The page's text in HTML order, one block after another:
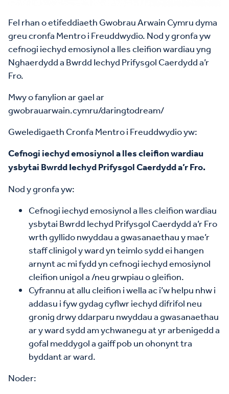
Fel rhan o etifeddiaeth Gwobrau Arwain Cymru dyma
greu cronfa Mentro i Freuddwydio. Nod y gronfa yw
cefnogi iechyd emosiynol a lles cleifion wardiau yng
Nghaerdydd a Bwrdd Iechyd Prifysgol Caerdydd a’r
Fro.
Mwy o fanylion ar gael ar
gwobrauarwain.cymru/daringtodream/
Gweledigaeth Cronfa Mentro i Freuddwydio yw:
Cefnogi iechyd emosiynol a lles cleifion wardiau
ysbytai Bwrdd Iechyd Prifysgol Caerdydd a’r Fro.
Nod y gronfa yw:
Cefnogi iechyd emosiynol a lles cleifion wardiau
ysbytai Bwrdd Iechyd Prifysgol Caerdydd a’r Fro
wrth gyllido nwyddau a gwasanaethau y mae’r
staff clinigol y ward yn teimlo sydd ei hangen
arnynt ac mi fydd yn cefnogi iechyd emosiynol
cleifion unigol a /neu grwpiau o gleifion.
Cyfrannu at allu cleifion i wella ac i’w helpu nhw i
addasu i fyw gydag cyflwr iechyd difrifol neu
gronig drwy ddarparu nwyddau a gwasanaethau
ar y ward sydd am ychwanegu at yr arbenigedd a
gofal meddygol a gaiff pob un ohonynt tra
byddant ar ward.
Noder: